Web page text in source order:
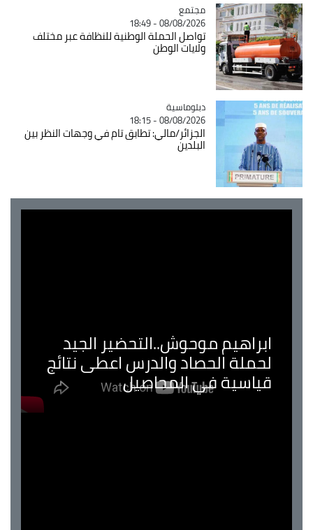
Catégorie
مجتمع
08/08/2026 - 18:49
تواصل الحملة الوطنية للنظافة عبر مختلف
ولايات الوطن
Catégorie
دبلوماسية
08/08/2026 - 18:15
الجزائر/مالي: تطابق تام في وجهات النظر بين
البلدين
ابراهيم موحوش..التحضير الجيد
لحملة الحصاد والدرس اعطى نتائج
قياسية في المحاصيل